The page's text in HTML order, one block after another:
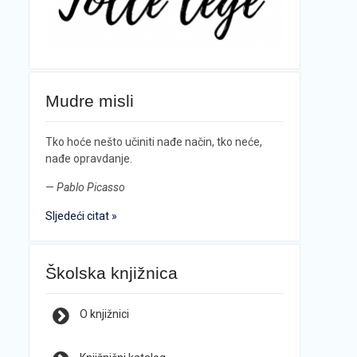
Mudre misli
Tko hoće nešto učiniti nađe način, tko neće,
nađe opravdanje.
— Pablo Picasso
Sljedeći citat »
Školska knjižnica
O knjižnici